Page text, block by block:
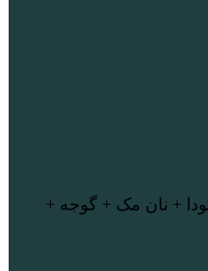
تازه گوساله + 2 پنیر گودا + نان مک + گوجه +